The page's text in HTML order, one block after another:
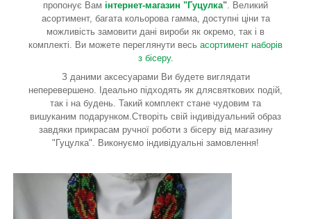
пропонує Вам інтернет-магазин "Гуцулка". Великий
асортимент, багата кольорова гамма, доступні ціни та
можливість замовити дані вироби як окремо, так і в
комплекті. Ви можете переглянути весь асортимент наборів
з бісеру.
З даними аксесуарами Ви будете виглядати
неперевершено. Ідеально підходять як длясвяткових подій,
так і на будень. Такий комплект стане чудовим та
вишуканим подарунком.Створіть свій індивідуальний образ
завдяки прикрасам ручної роботи з бісеру від магазину
"Гуцулка". Виконуємо індивідуальні замовлення!